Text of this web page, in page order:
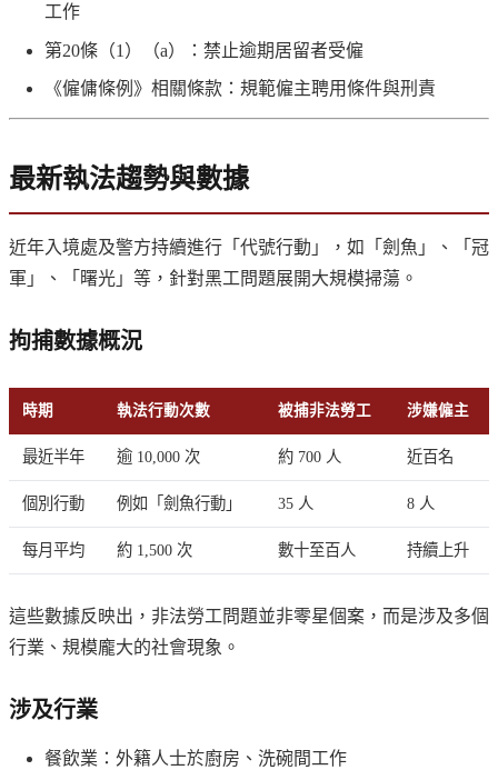
工作
第20條（1）（a）：禁止逾期居留者受僱
《僱傭條例》相關條款：規範僱主聘用條件與刑責
最新執法趨勢與數據
近年入境處及警方持續進行「代號行動」，如「劍魚」、「冠
軍」、「曙光」等，針對黑工問題展開大規模掃蕩。
拘捕數據概況
時期 執法行動次數 被捕非法勞工 涉嫌僱主
最近半年 逾 10,000 次 約 700 人 近百名
個別行動 例如「劍魚行動」 35 人 8 人
每月平均 約 1,500 次 數十至百人 持續上升
這些數據反映出，非法勞工問題並非零星個案，而是涉及多個
行業、規模龐大的社會現象。
涉及行業
餐飲業：外籍人士於廚房、洗碗間工作